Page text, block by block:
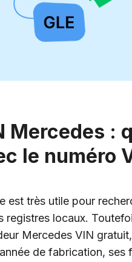
Mercedes :
le numéro
est très utile pour
registres locaux.
Mercedes VIN
de fabrication,